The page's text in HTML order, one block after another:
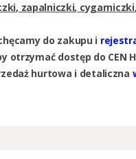
, zapalniczki, cygarniczki,
do zakupu i
otrzymać dostęp do CEN
hurtowa i detaliczna